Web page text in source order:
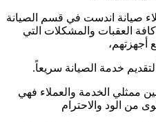
صيانة اندست في قسم الصيانة
العقبات والمشكلات التي
أجهزتهم،
خدمة الصيانة سريعاً.
ممثلي الخدمة والعملاء فهي
من الود والاحترام